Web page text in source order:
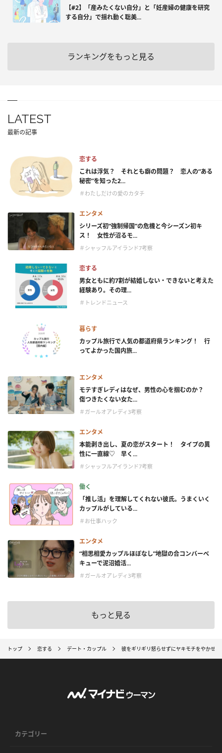
【#2】「産みたくない自分」と「妊産婦の健康を研究
する自分」で揺れ動く聡美...
ランキングをもっと見る
LATEST
最新の記事
恋する
これは浮気？ それとも癖の問題？ 恋人の“ある
秘密”を知った2...
＃わたしだけの愛のカタチ
エンタメ
シリーズ初“強制帰国”の危機と今シーズン初キ
ス！ 女性が沼るモ...
＃シャッフルアイランド7考察
恋する
男女ともに約7割が結婚しない・できないと考えた
経験あり。その理...
＃トレンドニュース
暮らす
カップル旅行で人気の都道府県ランキング！ 行
ってよかった国内旅...
エンタメ
モテすぎレディはなぜ、男性の心を掴むのか？
傷つきたくない女た...
＃ガールオアレディ3考察
エンタメ
本能剥き出し、夏の恋がスタート！ タイプの異
性に一直線♡ 早く...
＃シャッフルアイランド7考察
働く
「推し活」を理解してくれない彼氏。うまくいく
カップルがしている...
＃お仕事ハック
エンタメ
“相思相愛カップルほぼなし”地獄の合コンバーベ
キューで泥沼婚活...
＃ガールオアレディ3考察
もっと見る
トップ 恋する デート・カップル 彼をギリギリ怒らせずにヤキモチをやかせ
カテゴリー